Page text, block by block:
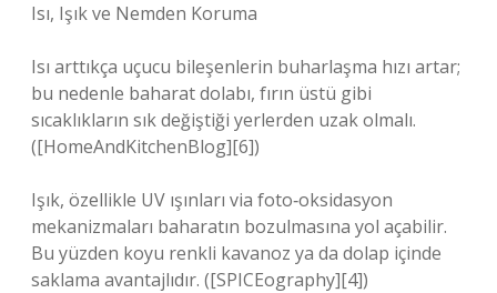
Isı, Işık ve Nemden Koruma
Isı arttıkça uçucu bileşenlerin buharlaşma hızı artar;
bu nedenle baharat dolabı, fırın üstü gibi
sıcaklıkların sık değiştiği yerlerden uzak olmalı.
([HomeAndKitchenBlog][6])
Işık, özellikle UV ışınları via foto‑oksidasyon
mekanizmaları baharatın bozulmasına yol açabilir.
Bu yüzden koyu renkli kavanoz ya da dolap içinde
saklama avantajlıdır. ([SPICEography][4])